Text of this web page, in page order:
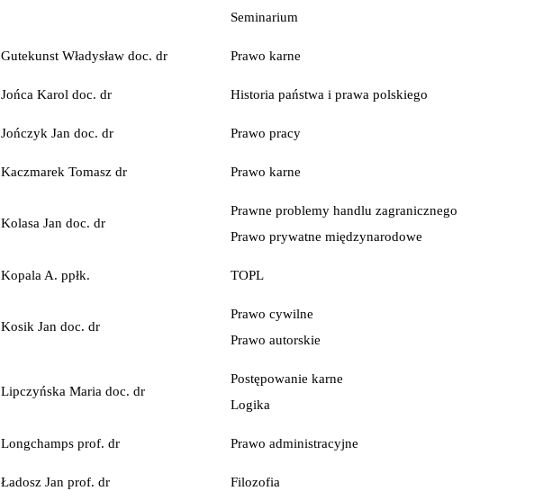
Seminarium
Gutekunst Władysław doc. dr Prawo karne
Jońca Karol doc. dr Historia państwa i prawa polskiego
Jończyk Jan doc. dr Prawo pracy
Kaczmarek Tomasz dr Prawo karne
Kolasa Jan doc. dr
Prawne problemy handlu zagranicznego
Prawo prywatne międzynarodowe
Kopala A. ppłk. TOPL
Kosik Jan doc. dr
Prawo cywilne
Prawo autorskie
Lipczyńska Maria doc. dr
Postępowanie karne
Logika
Longchamps prof. dr Prawo administracyjne
Ładosz Jan prof. dr Filozofia